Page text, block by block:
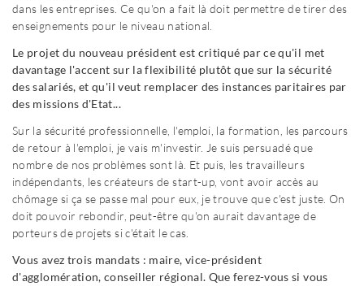
dans les entreprises. Ce qu'on a fait là doit permettre de tirer des
enseignements pour le niveau national.
Le projet du nouveau président est critiqué par ce qu'il met
davantage l'accent sur la flexibilité plutôt que sur la sécurité
des salariés, et qu'il veut remplacer des instances paritaires par
des missions d'Etat...
Sur la sécurité professionnelle, l'emploi, la formation, les parcours
de retour à l'emploi, je vais m'investir. Je suis persuadé que
nombre de nos problèmes sont là. Et puis, les travailleurs
indépendants, les créateurs de start-up, vont avoir accès au
chômage si ça se passe mal pour eux, je trouve que c'est juste. On
doit pouvoir rebondir, peut-être qu'on aurait davantage de
porteurs de projets si c'était le cas.
Vous avez trois mandats : maire, vice-président
d'agglomération, conseiller régional. Que ferez-vous si vous